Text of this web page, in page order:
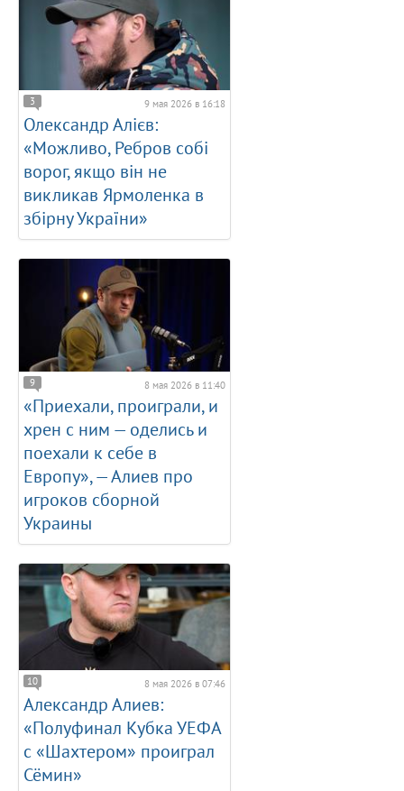
3 9 мая 2026 в 16:18
Олександр Алієв:
«Можливо, Ребров собі
ворог, якщо він не
викликав Ярмоленка в
збірну України»
9 8 мая 2026 в 11:40
«Приехали, проиграли, и
хрен с ним — оделись и
поехали к себе в
Европу», — Алиев про
игроков сборной
Украины
10 8 мая 2026 в 07:46
Александр Алиев:
«Полуфинал Кубка УЕФА
с «Шахтером» проиграл
Сёмин»